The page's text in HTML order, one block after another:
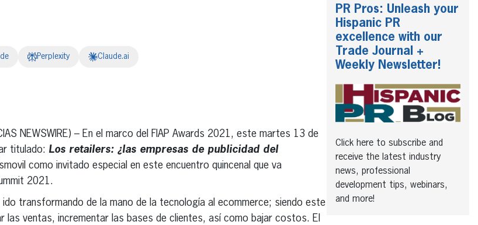
Perplexity Claude.ai
NEWSWIRE) – En el marco del FIAP Awards 2021, este martes 13 de
titulado: Los retailers: ¿las empresas de publicidad del
como invitado especial en este encuentro quincenal que va
2021.
transformando de la mano de la tecnología al ecommerce; siendo este
las ventas, incrementar las bases de clientes, así como bajar costos. El
PR Pros: Unleash your
Hispanic PR
excellence with our
Trade Journal +
Weekly Newsletter!
Click here to subscribe and
receive the latest industry
news, professional
development tips, webinars,
and more!